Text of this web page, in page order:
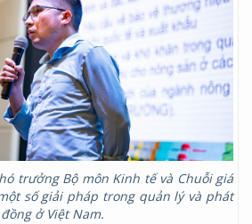
trưởng Bộ môn Kinh tế và Chuỗi giá
số giải pháp trong quản lý và phát
ở Việt Nam.